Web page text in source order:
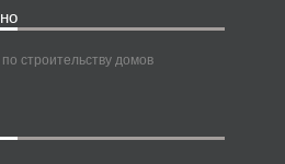
строительству домов